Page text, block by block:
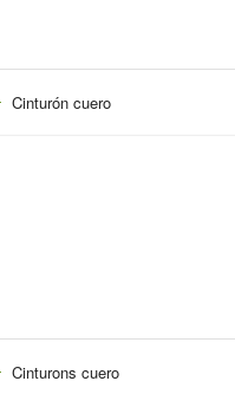
Cinturón cuero
Cinturons cuero